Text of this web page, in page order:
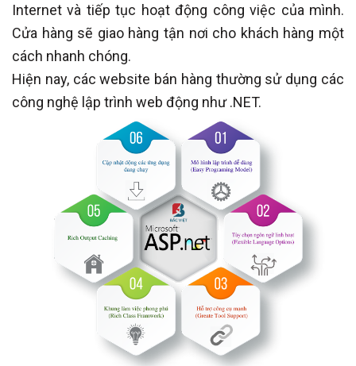
Internet và tiếp tục hoạt động công việc của mình.
Cửa hàng sẽ giao hàng tận nơi cho khách hàng một
cách nhanh chóng.
Hiện nay, các website bán hàng thường sử dụng các
công nghệ lập trình web động như .NET.